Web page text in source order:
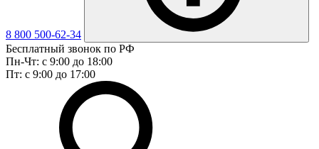
8 800 500-62-34
Бесплатный звонок по РФ
Пн-Чт: с 9:00 до 18:00
Пт: с 9:00 до 17:00